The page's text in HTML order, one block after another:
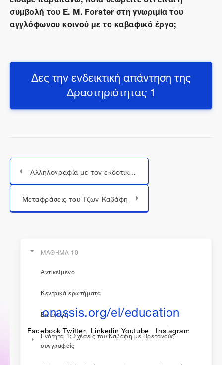
συμβολή του E. M. Forster στη γνωριμία του
αγγλόφωνου κοινού με το καβαφικό έργο;
Δες την ενδεικτική απάντηση της
Δραστηριότητας 1
Αλληλογραφία με τον εκδοτικό οίκο The Hogarth Press
Μεταπήδηση σε...
Μεταφράσεις του Τζων Καβάφη
ΜΑΘΗΜΑ 10
Αντικείμενο
Κεντρικά ερωτήματα
Εισαγωγή
Ενότητα 1: Σχέσεις του Καβάφη με Βρετανούς
συγγραφείς
η εκπαίδευση συνεχίζεται...
onassis.org/el/education
Facebook Twitter Linkedin Youtube Instagram